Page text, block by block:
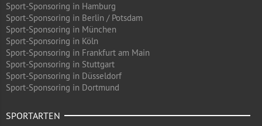
Sport-Sponsoring in Hamburg
Sport-Sponsoring in Berlin / Potsdam
Sport-Sponsoring in München
Sport-Sponsoring in Köln
Sport-Sponsoring in Frankfurt am Main
Sport-Sponsoring in Stuttgart
Sport-Sponsoring in Düsseldorf
Sport-Sponsoring in Dortmund
SPORTARTEN